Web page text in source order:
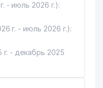
- июль 2026 г.):
г. - июль 2026 г.):
г. - декабрь 2025